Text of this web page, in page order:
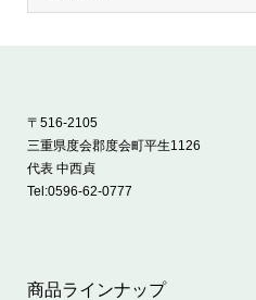
〒516-2105
三重県度会郡度会町平生1126
代表 中西貞
Tel:0596-62-0777
商品ラインナップ